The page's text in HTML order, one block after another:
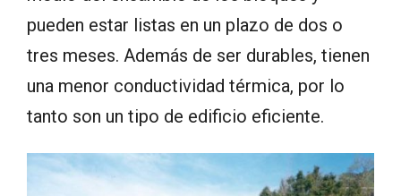
pueden estar listas en un plazo de dos o
tres meses. Además de ser durables, tienen
una menor conductividad térmica, por lo
tanto son un tipo de edificio eficiente.